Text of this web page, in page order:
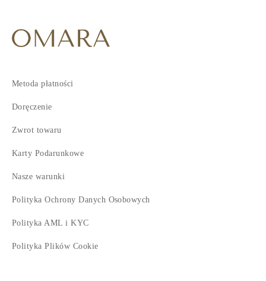
Metoda płatności
Doręczenie
Zwrot towaru
Karty Podarunkowe
Nasze warunki
Polityka Ochrony Danych Osobowych
Polityka AML i KYC
Polityka Plików Cookie